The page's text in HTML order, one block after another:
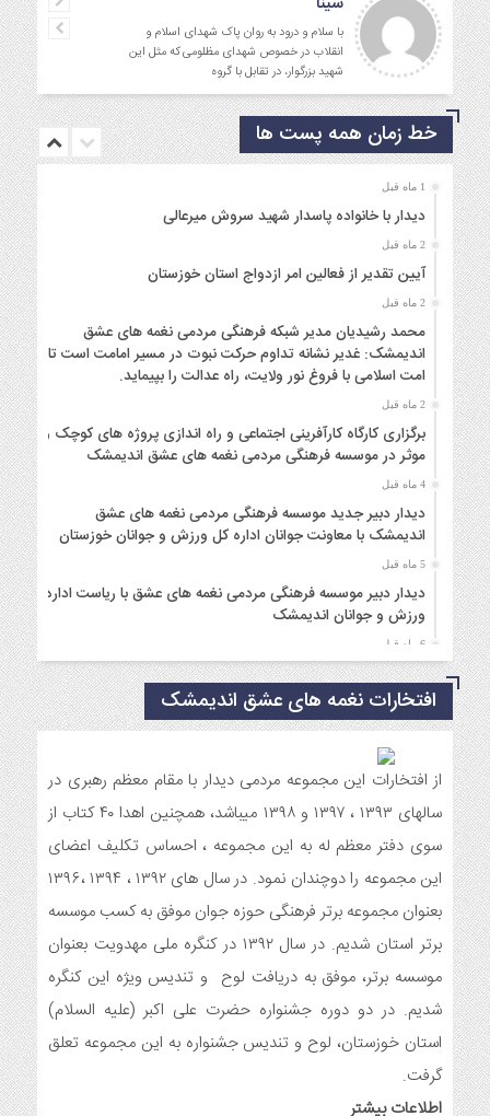
با سلام و درود به روان پاک شهدای اسلام و
انقلاب در خصوص شهدای مظلومی که مثل این
شهید بزرگوار، در تقابل با گروه
خط زمان همه پست ها
1 ماه قبل
دیدار با خانواده پاسدار شهید سروش میرعالی
2 ماه قبل
آیین تقدیر از فعالین امر ازدواج استان خوزستان
2 ماه قبل
محمد رشیدیان مدیر شبکه فرهنگی مردمی نغمه های عشق
اندیمشک: غدیر نشانه تداوم حرکت نبوت در مسیر امامت است تا
امت اسلامی با فروغ نور ولایت، راه عدالت را بپیماید.
2 ماه قبل
برگزاری کارگاه کارآفرینی اجتماعی و راه اندازی پروژه های کوچک و
موثر در موسسه فرهنگی مردمی نغمه های عشق اندیمشک
4 ماه قبل
دیدار دبیر جدید موسسه فرهنگی مردمی نغمه های عشق
اندیمشک با معاونت جوانان اداره کل ورزش و جوانان خوزستان
5 ماه قبل
دیدار دبیر موسسه فرهنگی مردمی نغمه های عشق با ریاست اداره
ورزش و جوانان اندیمشک
6 ماه قبل
مراسم دورهمی خانوادگی با عنوان کافه شادی مهدوی به مناسبت
نیمه شعبان و دهه فجر و هفته ی جوان در اندیمشک برگزار شد.
6 ماه قبل
مراسم جشن ولادت امام زمان (عج) و جشن فجر انقلاب اسلامی و
هفته ی جوان در اندیمشک برگزار شد.
6 ماه قبل
تشریح برنامه های دهه مهدویت شبکه فرهنگی مردمی نغمه های
عشق اندیمشک
7 ماه قبل
توزیع بسته جشن تکلیف به دختران سادات ایتام اندیمشک در شب
ولادت امام علی(ع)
ایجاد ۱۱۰ شعبه نغمه های عشق در ۱۱۰ منطقه شهر و روستای
اندیمشک
7 ماه قبل
مراسم رونمایی از طرح ستاره های اندیمشک و طرح خانه های نور،
محله های آسمانی همزمان با جشن ولادت حضرت فاطمه (س) در
افتخارات نغمه های عشق اندیمشک
از افتخارات این مجموعه مردمی دیدار با مقام معظم رهبری در
سالهای ۱۳۹۳ ، ۱۳۹۷ و ۱۳۹۸ میباشد، همچنین اهدا ۴۰ کتاب از
سوی دفتر معظم له به این مجموعه ، احساس تکلیف اعضای
این مجموعه را دوچندان نمود. در سال های ۱۳۹۲ ، ۱۳۹۴ ،۱۳۹۶
بعنوان مجموعه برتر فرهنگی حوزه جوان موفق به کسب موسسه
برتر استان شدیم. در سال ۱۳۹۲ در کنگره ملی مهدویت بعنوان
موسسه برتر، موفق به دریافت لوح و تندیس ویژه این کنگره
شدیم. در دو دوره جشنواره حضرت علی اکبر (علیه السلام)
استان خوزستان، لوح و تندیس جشنواره به این مجموعه تعلق
گرفت.
اطلاعات بیشتر